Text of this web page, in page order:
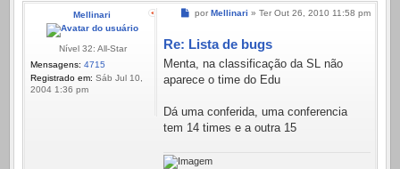
Mellinari
Nível 32: All-Star
Mensagens: 4715
Registrado em: Sáb Jul 10,
2004 1:36 pm
Mensagem
por Mellinari » Ter Out 26, 2010 11:58 pm
Re: Lista de bugs
Menta, na classificação da SL não
aparece o time do Edu
Dá uma conferida, uma conferencia
tem 14 times e a outra 15